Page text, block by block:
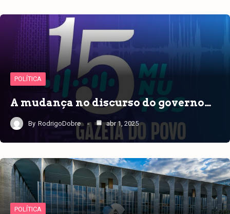
POLÍTICA
A mudança no discurso do governo…
By RodrigoDobre abr 1, 2025
POLÍTICA